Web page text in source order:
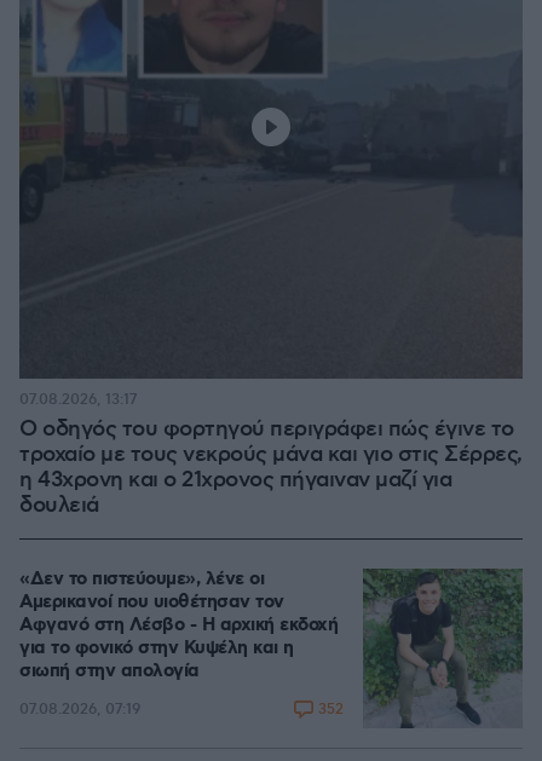
Ο οδηγός του φορτηγού περιγράφει πώς έγινε το
τροχαίο με τους νεκρούς μάνα και γιο στις Σέρρες,
η 43χρονη και ο 21χρονος πήγαιναν μαζί για
δουλειά
07.08.2026, 13:17
«Δεν το πιστεύουμε», λένε οι
Αμερικανοί που υιοθέτησαν τον
Αφγανό στη Λέσβο - Η αρχική εκδοχή
για το φονικό στην Κυψέλη και η
σιωπή στην απολογία
07.08.2026, 07:19 352